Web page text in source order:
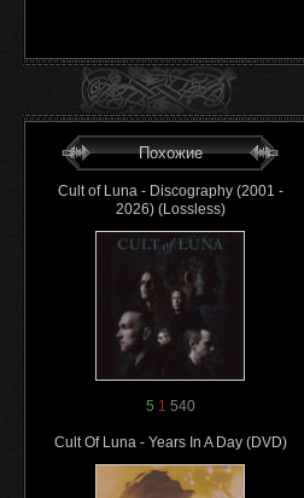
Похожие
Cult of Luna - Discography (2001 -
2026) (Lossless)
5 1 540
Cult Of Luna - Years In A Day (DVD)